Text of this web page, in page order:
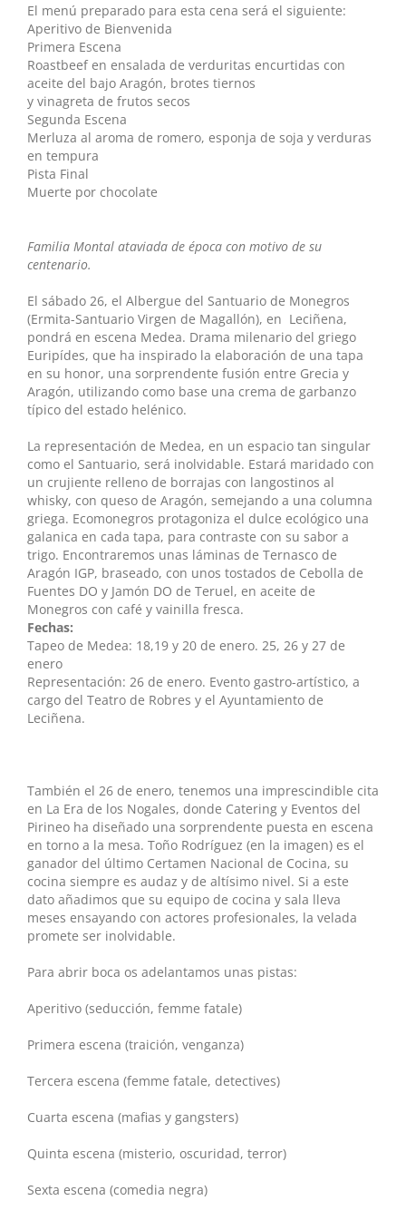
El menú preparado para esta cena será el siguiente:
Aperitivo de Bienvenida
Primera Escena
Roastbeef en ensalada de verduritas encurtidas con
aceite del bajo Aragón, brotes tiernos
y vinagreta de frutos secos
Segunda Escena
Merluza al aroma de romero, esponja de soja y verduras
en tempura
Pista Final
Muerte por chocolate
Familia Montal ataviada de época con motivo de su
centenario.
El sábado 26, el Albergue del Santuario de Monegros
(Ermita-Santuario Virgen de Magallón), en Leciñena,
pondrá en escena Medea. Drama milenario del griego
Euripídes, que ha inspirado la elaboración de una tapa
en su honor, una sorprendente fusión entre Grecia y
Aragón, utilizando como base una crema de garbanzo
típico del estado helénico.
La representación de Medea, en un espacio tan singular
como el Santuario, será inolvidable. Estará maridado con
un crujiente relleno de borrajas con langostinos al
whisky, con queso de Aragón, semejando a una columna
griega. Ecomonegros protagoniza el dulce ecológico una
galanica en cada tapa, para contraste con su sabor a
trigo. Encontraremos unas láminas de Ternasco de
Aragón IGP, braseado, con unos tostados de Cebolla de
Fuentes DO y Jamón DO de Teruel, en aceite de
Monegros con café y vainilla fresca.
Fechas:
Tapeo de Medea: 18,19 y 20 de enero. 25, 26 y 27 de
enero
Representación: 26 de enero. Evento gastro-artístico, a
cargo del Teatro de Robres y el Ayuntamiento de
Leciñena.
También el 26 de enero, tenemos una imprescindible cita
en La Era de los Nogales, donde Catering y Eventos del
Pirineo ha diseñado una sorprendente puesta en escena
en torno a la mesa. Toño Rodríguez (en la imagen) es el
ganador del último Certamen Nacional de Cocina, su
cocina siempre es audaz y de altísimo nivel. Si a este
dato añadimos que su equipo de cocina y sala lleva
meses ensayando con actores profesionales, la velada
promete ser inolvidable.
Para abrir boca os adelantamos unas pistas:
Aperitivo (seducción, femme fatale)
Primera escena (traición, venganza)
Tercera escena (femme fatale, detectives)
Cuarta escena (mafias y gangsters)
Quinta escena (misterio, oscuridad, terror)
Sexta escena (comedia negra)